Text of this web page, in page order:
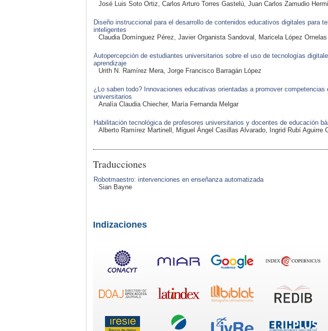
José Luis Soto Ortiz, Carlos Arturo Torres Gastelú, Juan Carlos Zamudio
Diseño instruccional para el desarrollo de contenidos educativos digitales para
inteligentes
Claudia Domínguez Pérez, Javier Organista Sandoval, Maricela López Ornelas
Autopercepción de estudiantes universitarios sobre el uso de tecnologías
aprendizaje
Urith N. Ramírez Mera, Jorge Francisco Barragán López
¿Lo saben todo? Innovaciones educativas orientadas a promover competencias
universitarios
Analía Claudia Chiecher, María Fernanda Melgar
Habilitación tecnológica de profesores universitarios y docentes de educación
Alberto Ramírez Martinell, Miguel Ángel Casillas Alvarado, Ingrid Rubí Aguirre
Traducciones
Robotmaestro: intervenciones en enseñanza automatizada
Sian Bayne
Indizaciones